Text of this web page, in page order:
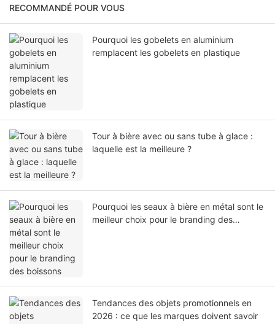
RECOMMANDÉ POUR VOUS
Pourquoi les gobelets en aluminium
remplacent les gobelets en plastique
Tour à bière avec ou sans tube à glace :
laquelle est la meilleure ?
Pourquoi les seaux à bière en métal sont le
meilleur choix pour le branding des
Tendances des objets promotionnels en
2026 : ce que les marques doivent savoir